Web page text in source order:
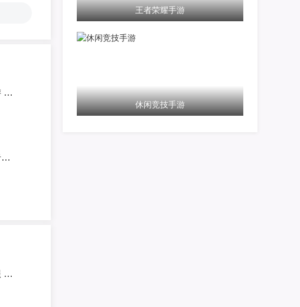
幻之封神手游 1.1 安卓版
雷霆之怒传奇手游 1.0.3 安卓版
太初行先遣服 0.1.2 安卓版
王者荣耀手游
休闲竞技手游